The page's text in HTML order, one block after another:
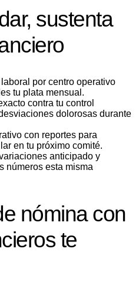
sustenta
por centro operativo
tu plata mensual.
contra tu control
dolorosas durante
con reportes para
en tu próximo comité.
anticipado y
números esta misma
nómina con
te